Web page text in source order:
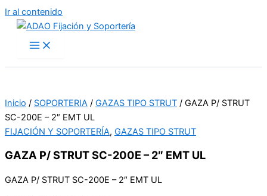
Ir al contenido
Inicio / SOPORTERIA / GAZAS TIPO STRUT / GAZA P/ STRUT
SC-200E – 2″ EMT UL
FIJACIÓN Y SOPORTERÍA, GAZAS TIPO STRUT
GAZA P/ STRUT SC-200E – 2″ EMT UL
GAZA P/ STRUT SC-200E – 2″ EMT UL